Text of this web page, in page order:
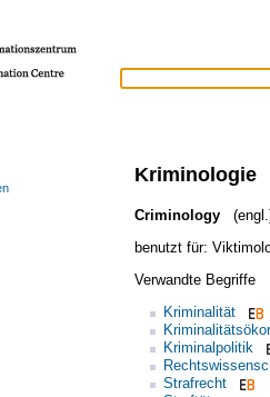
Kriminologie
Criminology
benutzt für:
Verwandte Begriffe
Kriminalität
Kriminalpolitik
Strafrecht